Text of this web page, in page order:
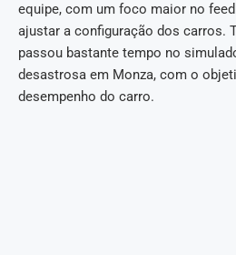
equipe, com um foco maior no
ajustar a configuração dos carros.
passou bastante tempo no
desastrosa em Monza, com o
desempenho do carro.